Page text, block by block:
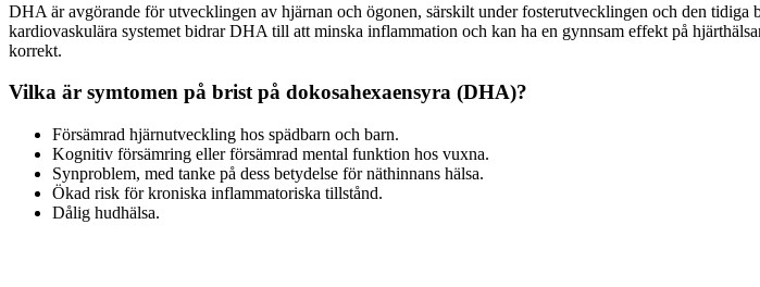
DHA är avgörande för utvecklingen av hjärnan och ögonen, särskilt under fosterutvecklingen och den
kardiovaskulära systemet bidrar DHA till att minska inflammation och kan ha en gynnsam effekt på
korrekt.
Vilka är symtomen på brist på dokosahexaensyra (DHA)?
Försämrad hjärnutveckling hos spädbarn och barn.
Kognitiv försämring eller försämrad mental funktion hos vuxna.
Synproblem, med tanke på dess betydelse för näthinnans hälsa.
Ökad risk för kroniska inflammatoriska tillstånd.
Dålig hudhälsa.